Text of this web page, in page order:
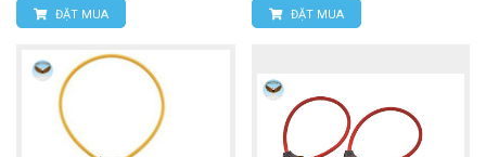
ĐẶT MUA ĐẶT MUA